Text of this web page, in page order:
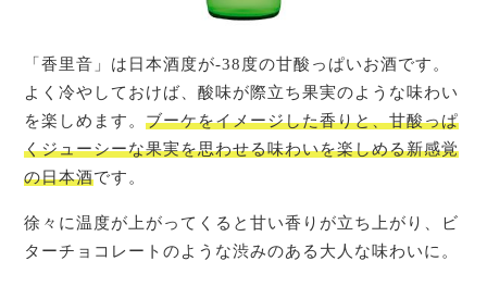
「香里音」は日本酒度が-38度の甘酸っぱいお酒です。
よく冷やしておけば、酸味が際立ち果実のような味わい
を楽しめます。ブーケをイメージした香りと、甘酸っぱ
くジューシーな果実を思わせる味わいを楽しめる新感覚
の日本酒です。
徐々に温度が上がってくると甘い香りが立ち上がり、ビ
ターチョコレートのような渋みのある大人な味わいに。